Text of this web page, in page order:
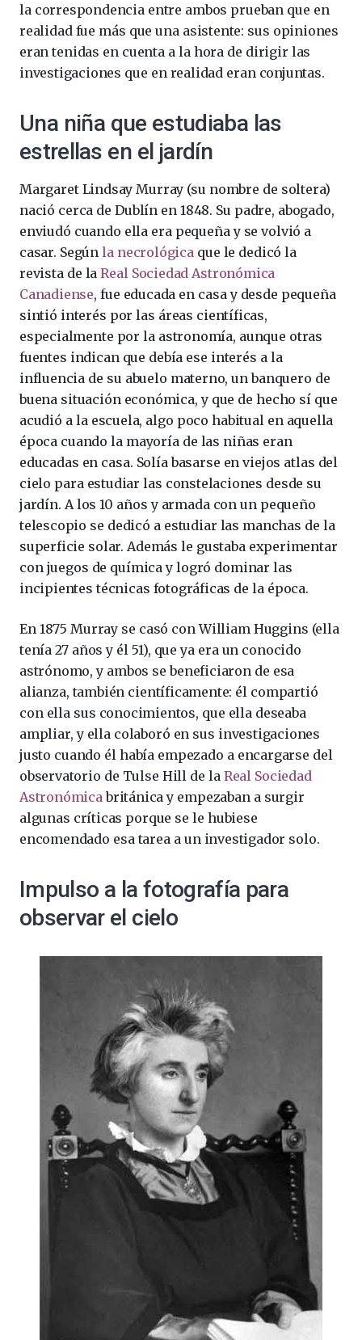
la correspondencia entre ambos prueban que en
realidad fue más que una asistente: sus opiniones
eran tenidas en cuenta a la hora de dirigir las
investigaciones que en realidad eran conjuntas.
Una niña que estudiaba las
estrellas en el jardín
Margaret Lindsay Murray (su nombre de soltera)
nació cerca de Dublín en 1848. Su padre, abogado,
enviudó cuando ella era pequeña y se volvió a
casar. Segúnla necrológica que le dedicó la
revista de laReal Sociedad Astronómica
Canadiense, fue educada en casa y desde pequeña
sintió interés por las áreas científicas,
especialmente por la astronomía, aunque otras
fuentes indican que debía ese interés a la
influencia de su abuelo materno, un banquero de
buena situación económica, y que de hecho sí que
acudió a la escuela, algo poco habitual en aquella
época cuando la mayoría de las niñas eran
educadas en casa. Solía basarse en viejos atlas del
cielo para estudiar las constelaciones desde su
jardín. A los 10 años y armada con un pequeño
telescopio se dedicó a estudiar las manchas de la
superficie solar. Además le gustaba experimentar
con juegos de química y logró dominar las
incipientes técnicas fotográficas de la época.
En 1875 Murray se casó con William Huggins (ella
tenía 27 años y él 51), que ya era un conocido
astrónomo, y ambos se beneficiaron de esa
alianza, también científicamente: él compartió
con ella sus conocimientos, que ella deseaba
ampliar, y ella colaboró en sus investigaciones
justo cuando él había empezado a encargarse del
observatorio de Tulse Hill de la Real Sociedad
Astronómica británica y empezaban a surgir
algunas críticas porque se le hubiese
encomendado esa tarea a un investigador solo.
Impulso a la fotografía para
observar el cielo